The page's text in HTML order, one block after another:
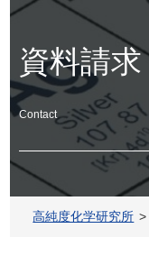
資料請求
Contact
高純度化学研究所